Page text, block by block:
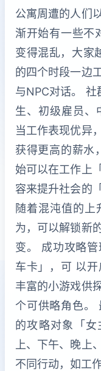
公寓周遭的人们
渐开始有一些不
变得混乱，大家
的四个时段一边
与NPC对话。 社
生、初级雇员、
当工作表现优异
获得更高的薪水
始可以在工作上
容来提升社会的
随着混沌值的上
为，可以解锁新
变。 成功攻略
车卡」，可 以
丰富的小游戏供
个可供略角色。
的攻略对象「
上、下午、晚上
不同行动，如工